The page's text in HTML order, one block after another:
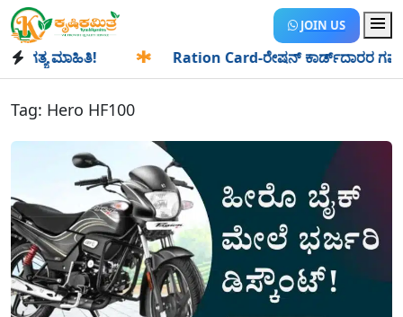
JOIN US
ಮಾಹಿತಿ! Ration Card-ರೇಷನ್ ಕಾರ್ಡ್‍ದಾರರ
Tag: Hero HF100